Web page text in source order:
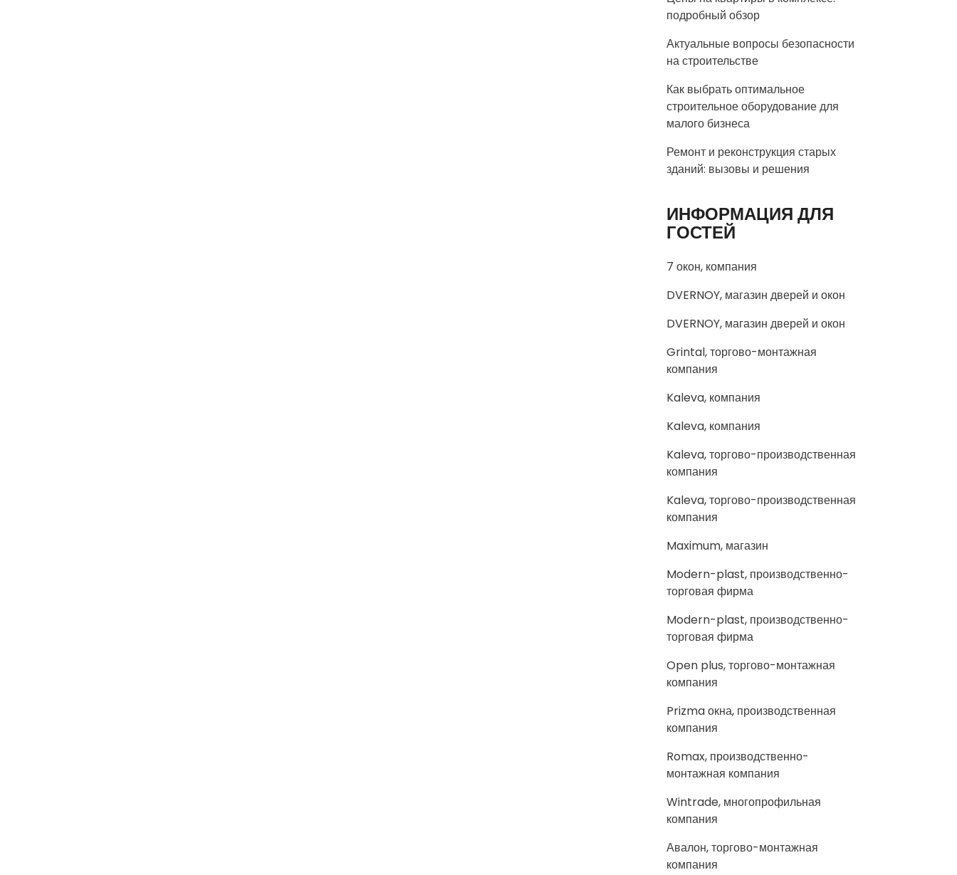
подробный обзор
Актуальные вопросы безопасности
на строительстве
Как выбрать оптимальное
строительное оборудование для
малого бизнеса
Ремонт и реконструкция старых
зданий: вызовы и решения
ИНФОРМАЦИЯ ДЛЯ
ГОСТЕЙ
7 окон, компания
DVERNOY, магазин дверей и окон
DVERNOY, магазин дверей и окон
Grintal, торгово-монтажная
компания
Kaleva, компания
Kaleva, компания
Kaleva, торгово-производственная
компания
Kaleva, торгово-производственная
компания
Maximum, магазин
Modern-plast, производственно-
торговая фирма
Modern-plast, производственно-
торговая фирма
Open plus, торгово-монтажная
компания
Prizma окна, производственная
компания
Romax, производственно-
монтажная компания
Wintrade, многопрофильная
компания
Авалон, торгово-монтажная
компания